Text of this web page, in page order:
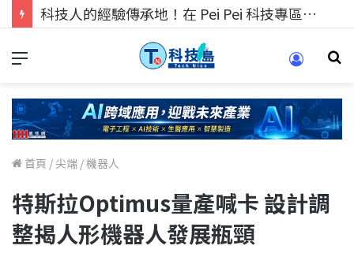
科技人的經驗傳承地！在 Pei Pei 科技專區，與學弟妹交流最硬核的技術
首頁 /尖端 /機器人
特斯拉Optimus量產喊卡 設計調
整揭人形機器人發展瓶頸